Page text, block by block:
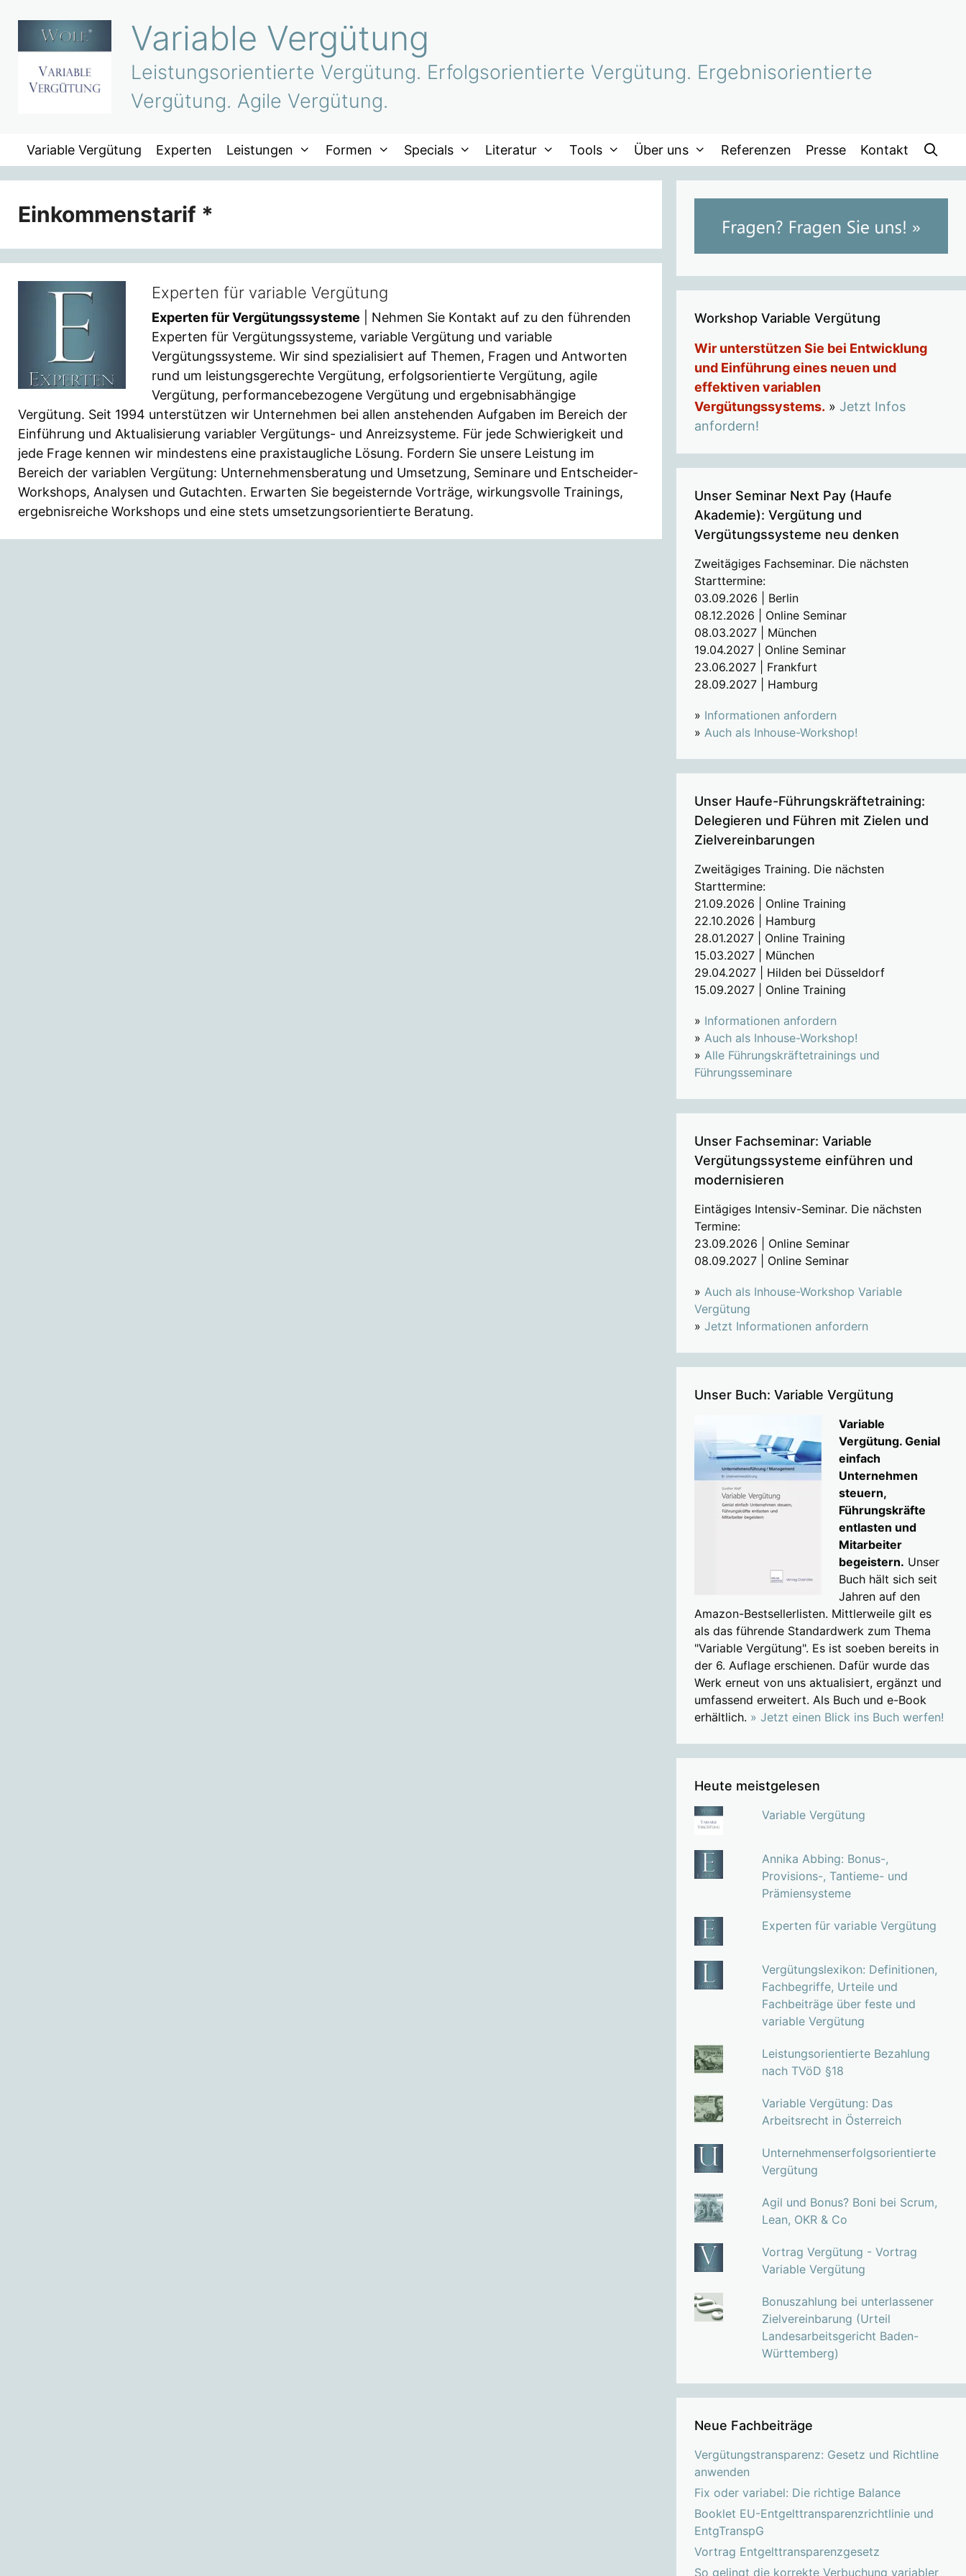
springen
Variable Vergütung
Leistungsorientierte Vergütung. Erfolgsorientierte Vergütung. Ergebnisorientierte
Vergütung. Agile Vergütung.
Variable Vergütung Experten Leistungen Formen Specials Literatur Tools Über uns Referenzen Presse Kontakt
Einkommenstarif *
Experten für variable Vergütung
Experten für Vergütungssysteme | Nehmen Sie Kontakt auf zu den führenden
Experten für Vergütungssysteme, variable Vergütung und variable
Vergütungssysteme. Wir sind spezialisiert auf Themen, Fragen und Antworten
rund um leistungsgerechte Vergütung, erfolgsorientierte Vergütung, agile
Vergütung, performancebezogene Vergütung und ergebnisabhängige
Vergütung. Seit 1994 unterstützen wir Unternehmen bei allen anstehenden Aufgaben im Bereich der
Einführung und Aktualisierung variabler Vergütungs- und Anreizsysteme. Für jede Schwierigkeit und
jede Frage kennen wir mindestens eine praxistaugliche Lösung. Fordern Sie unsere Leistung im
Bereich der variablen Vergütung: Unternehmensberatung und Umsetzung, Seminare und Entscheider-
Workshops, Analysen und Gutachten. Erwarten Sie begeisternde Vorträge, wirkungsvolle Trainings,
ergebnisreiche Workshops und eine stets umsetzungsorientierte Beratung.
Workshop Variable Vergütung
Wir unterstützen Sie bei Entwicklung
und Einführung eines neuen und
effektiven variablen
Vergütungssystems. » Jetzt Infos
anfordern!
Unser Seminar Next Pay (Haufe
Akademie): Vergütung und
Vergütungssysteme neu denken
Zweitägiges Fachseminar. Die nächsten
Starttermine:
03.09.2026 | Berlin
08.12.2026 | Online Seminar
08.03.2027 | München
19.04.2027 | Online Seminar
23.06.2027 | Frankfurt
28.09.2027 | Hamburg
» Informationen anfordern
» Auch als Inhouse-Workshop!
Unser Haufe-Führungskräftetraining:
Delegieren und Führen mit Zielen und
Zielvereinbarungen
Zweitägiges Training. Die nächsten
Starttermine:
21.09.2026 | Online Training
22.10.2026 | Hamburg
28.01.2027 | Online Training
15.03.2027 | München
29.04.2027 | Hilden bei Düsseldorf
15.09.2027 | Online Training
» Informationen anfordern
» Auch als Inhouse-Workshop!
» Alle Führungskräftetrainings und
Führungsseminare
Unser Fachseminar: Variable
Vergütungssysteme einführen und
modernisieren
Eintägiges Intensiv-Seminar. Die nächsten
Termine:
23.09.2026 | Online Seminar
08.09.2027 | Online Seminar
» Auch als Inhouse-Workshop Variable
Vergütung
» Jetzt Informationen anfordern
Unser Buch: Variable Vergütung
Variable
Vergütung. Genial
einfach
Unternehmen
steuern,
Führungskräfte
entlasten und
Mitarbeiter
begeistern. Unser
Buch hält sich seit
Jahren auf den
Amazon-Bestsellerlisten. Mittlerweile gilt es
als das führende Standardwerk zum Thema
"Variable Vergütung". Es ist soeben bereits in
der 6. Auflage erschienen. Dafür wurde das
Werk erneut von uns aktualisiert, ergänzt und
umfassend erweitert. Als Buch und e-Book
erhältlich. » Jetzt einen Blick ins Buch werfen!
Heute meistgelesen
Variable Vergütung
Annika Abbing: Bonus-,
Provisions-, Tantieme- und
Prämiensysteme
Experten für variable Vergütung
Vergütungslexikon: Definitionen,
Fachbegriffe, Urteile und
Fachbeiträge über feste und
variable Vergütung
Leistungsorientierte Bezahlung
nach TVöD §18
Variable Vergütung: Das
Arbeitsrecht in Österreich
Unternehmenserfolgsorientierte
Vergütung
Agil und Bonus? Boni bei Scrum,
Lean, OKR & Co
Vortrag Vergütung - Vortrag
Variable Vergütung
Bonuszahlung bei unterlassener
Zielvereinbarung (Urteil
Landesarbeitsgericht Baden-
Württemberg)
Neue Fachbeiträge
Vergütungstransparenz: Gesetz und Richtline
anwenden
Fix oder variabel: Die richtige Balance
Booklet EU-Entgelttransparenzrichtlinie und
EntgTranspG
Vortrag Entgelttransparenzgesetz
So gelingt die korrekte Verbuchung variabler